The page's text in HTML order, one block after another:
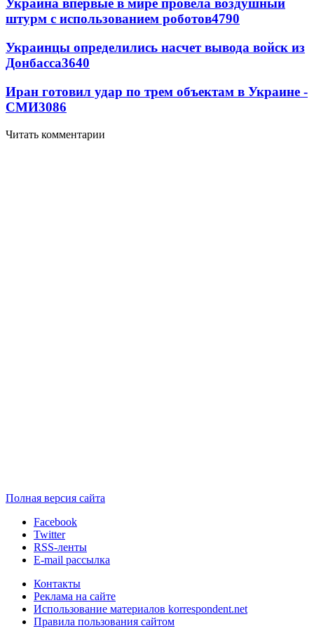
Украина впервые в мире провела воздушный
штурм с использованием роботов4790
Украинцы определились насчет вывода войск из
Донбасса3640
Иран готовил удар по трем объектам в Украине -
СМИ3086
Читать комментарии
Полная версия сайта
Facebook
Twitter
RSS-ленты
E-mail рассылка
Контакты
Реклама на сайте
Использование материалов korrespondent.net
Правила пользования сайтом